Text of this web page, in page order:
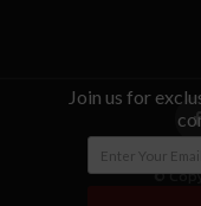
©
Join us for